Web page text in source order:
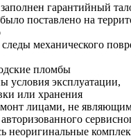
гарантийный
поставлено на
следы механического
пломбы
условия эксплуатации,
или хранения
лицами, не
неоригинальные